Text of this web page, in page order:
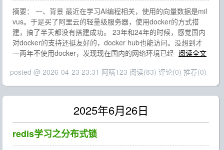
摘要： 一、背景 最近在学习AI编程相关，使用的向量数据是mil
vus。于是买了阿里云的轻量级服务器，使用docker的方式搭
建，搞了半天都没有搭建成功。 23年和24年的时候，感觉国内
对docker的支持还挺友好的，docker hub也能访问。没想到才
一两年不使用docker，发现现在国内的网络环境已经 阅读全文
posted @ 2026-04-23 23:31 阿瞒123 阅读(83) 评论(0) 推荐(0)
2025年6月26日
redis学习之分布式锁